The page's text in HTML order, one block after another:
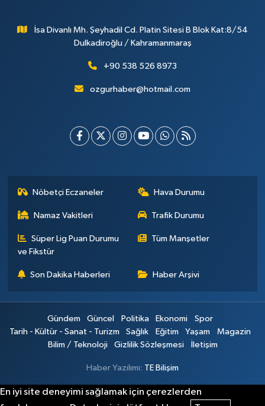
İsa Divanlı Mh. Şeyhadil Cd. Platin Sitesi B Blok Kat:8/54
Dulkadiroğlu / Kahramanmaraş
+90 538 526 8973
ozgurhaber@hotmail.com
Nöbetçi Eczaneler Hava Durumu
Namaz Vakitleri Trafik Durumu
Süper Lig Puan Durumu
ve Fikstür
Tüm Manşetler
Son Dakika Haberleri Haber Arşivi
Gündem Güncel Politika Ekonomi
Spor
Tarih - Kültür - Sanat - Turizm
Sağlık Eğitim Yaşam
Magazin
Bilim / Teknoloji
Gizlilik Sözleşmesi İletişim
Haber Yazılımı: TE Bilişim
En iyi site deneyimi sağlamak için çerezlerden